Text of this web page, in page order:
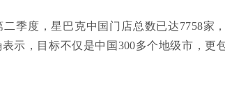
季度，星巴克中国门店总数已达7758家
表示，目标不仅是中国300多个地级市，更